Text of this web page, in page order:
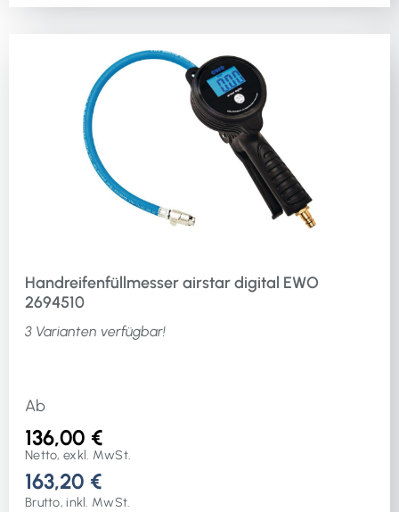
Handreifenfüllmesser airstar digital EWO
2694510
3 Varianten verfügbar!
Ab
136,00 €
Netto, exkl. MwSt.
163,20 €
Brutto, inkl. MwSt.